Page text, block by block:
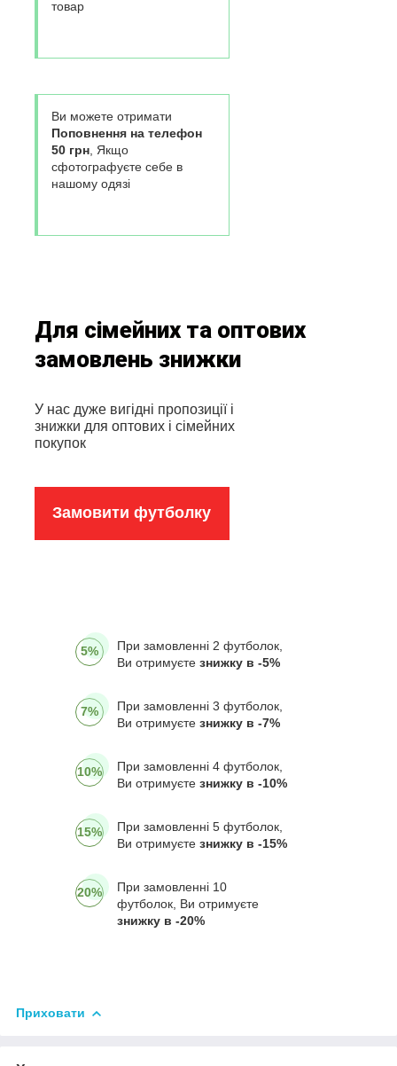
товар
Ви можете отримати
Поповнення на телефон
50 грн, Якщо
сфотографуєте себе в
нашому одязі
Для сімейних та оптових
замовлень знижки
У нас дуже вигідні пропозиції і
знижки для оптових і сімейних
покупок
Замовити футболку
5%
При замовленні 2 футболок,
Ви отримуєте знижку в -5%
7%
При замовленні 3 футболок,
Ви отримуєте знижку в -7%
10%
При замовленні 4 футболок,
Ви отримуєте знижку в -10%
15%
При замовленні 5 футболок,
Ви отримуєте знижку в -15%
20%
При замовленні 10
футболок, Ви отримуєте
знижку в -20%
Приховати